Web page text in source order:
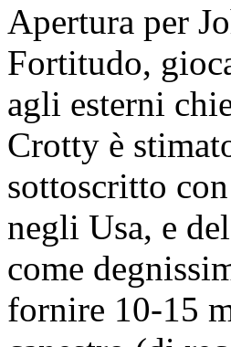
Apertura per
Fortitudo,
agli esterni
Crotty è
sottoscritto
negli Usa, e
come
fornire 10-15